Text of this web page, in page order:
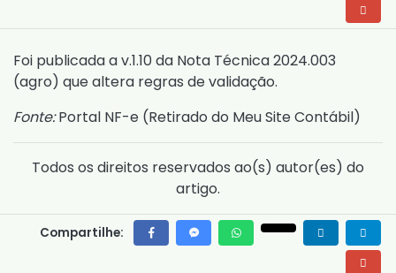
Foi publicada a v.1.10 da Nota Técnica 2024.003
(agro) que altera regras de validação.
Fonte:Portal NF-e (Retirado do Meu Site Contábil)
Todos os direitos reservados ao(s) autor(es) do
artigo.
Compartilhe: